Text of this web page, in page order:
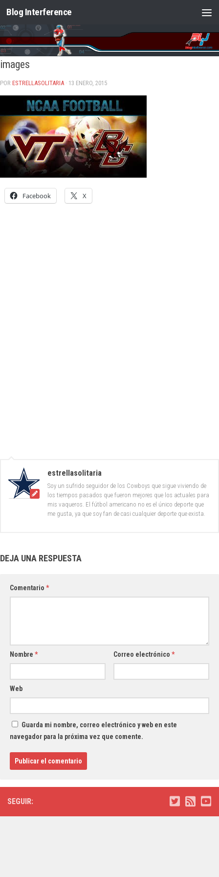
Saltar al contenido
Blog Interference
images
POR ESTRELLASOLITARIA · 13 ENERO, 2015
Facebook X
estrellasolitaria
Soy un sufrido seguidor de los Cowboys que sigue viviendo de
los tiempos pasados que fueron mejores que los actuales para
mis vaqueros. El fútbol americano no es el único deporte que
me gusta, ya que soy fan de casi cualquier deporte que exista.
DEJA UNA RESPUESTA
Comentario *
Nombre * Correo electrónico*
Web
Guarda mi nombre, correo electrónico y web en este
navegador para la próxima vez que comente.
SEGUIR: